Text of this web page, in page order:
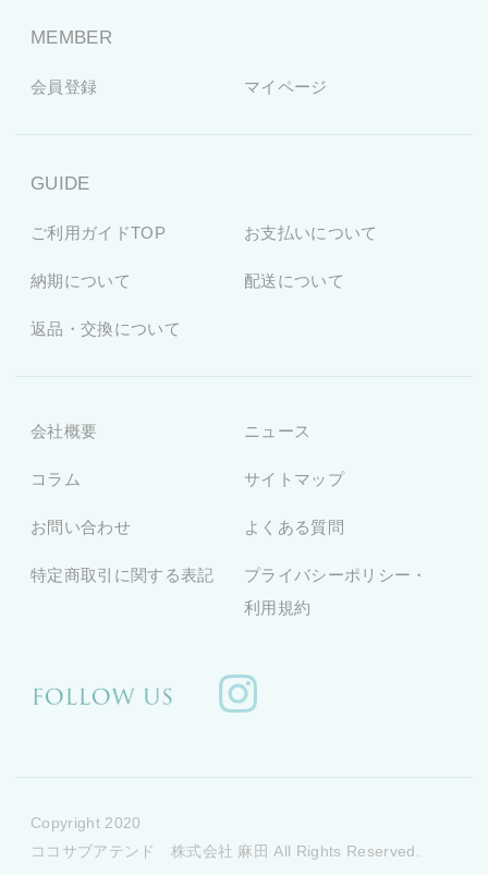
MEMBER
会員登録 マイページ
GUIDE
ご利用ガイドTOP お支払いについて
納期について 配送について
返品・交換について
会社概要 ニュース
コラム サイトマップ
お問い合わせ よくある質問
特定商取引に関する表記
プライバシーポリシー・
利用規約
Copyright 2020
ココサブアテンド 株式会社 麻田 All Rights Reserved.